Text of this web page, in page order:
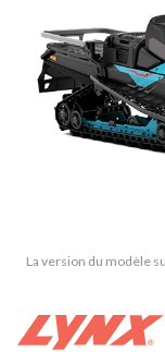
La version du modèle